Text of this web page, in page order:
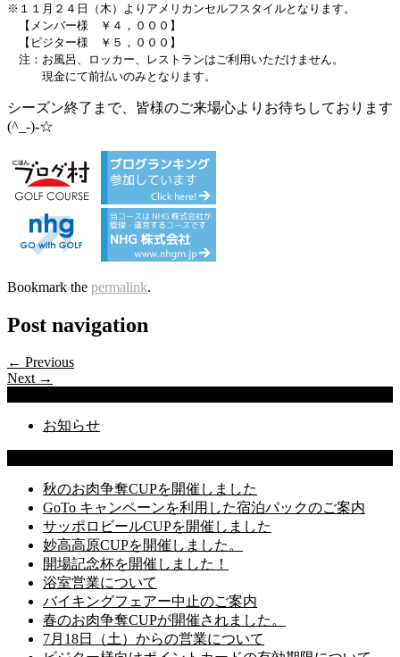
※１１月２４日（木）よりアメリカンセルフスタイルとなります。
【メンバー様 ￥４，０００】
【ビジター様 ￥５，０００】
注：お風呂、ロッカー、レストランはご利用いただけません。
現金にて前払いのみとなります。
シーズン終了まで、皆様のご来場心よりお待ちしております
(^_-)-☆
Bookmark the permalink.
Post navigation
← Previous
Next →
お知らせ
秋のお肉争奪CUPを開催しました
GoTo キャンペーンを利用した宿泊パックのご案内
サッポロビールCUPを開催しました
妙高高原CUPを開催しました。
開場記念杯を開催しました！
浴室営業について
バイキングフェアー中止のご案内
春のお肉争奪CUPが開催されました。
7月18日（土）からの営業について